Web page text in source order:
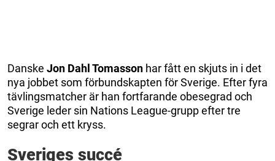
Danske Jon Dahl Tomasson har fått en skjuts in i det
nya jobbet som förbundskapten för Sverige. Efter fyra
tävlingsmatcher är han fortfarande obesegrad och
Sverige leder sin Nations League-grupp efter tre
segrar och ett kryss.
Sveriges succé